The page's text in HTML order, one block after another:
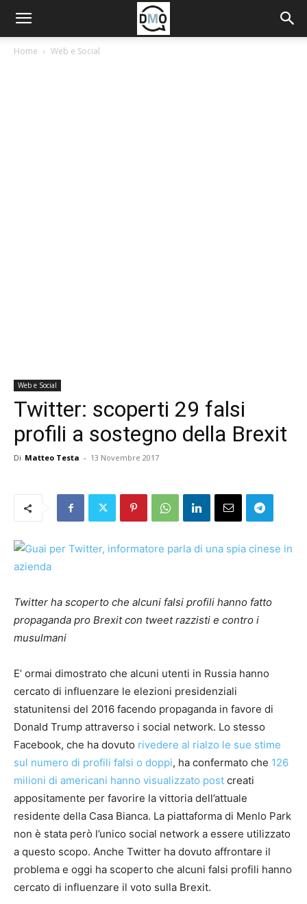
Home Web e Social
Web e Social
Twitter: scoperti 29 falsi
profili a sostegno della Brexit
Di Matteo Testa - 13 Novembre 2017
Twitter ha scoperto che alcuni falsi profili hanno fatto
propaganda pro Brexit con tweet razzisti e contro i
musulmani
E’ ormai dimostrato che alcuni utenti in Russia hanno
cercato di influenzare le elezioni presidenziali
statunitensi del 2016 facendo propaganda in favore di
Donald Trump attraverso i social network. Lo stesso
Facebook, che ha dovuto rivedere al rialzo le sue stime
sul numero di profili falsi o doppi, ha confermato che 126
milioni di americani hanno visualizzato post creati
appositamente per favorire la vittoria dell’attuale
residente della Casa Bianca. La piattaforma di Menlo Park
non è stata però l’unico social network a essere utilizzato
a questo scopo. Anche Twitter ha dovuto affrontare il
problema e oggi ha scoperto che alcuni falsi profili hanno
cercato di influenzare il voto sulla Brexit.